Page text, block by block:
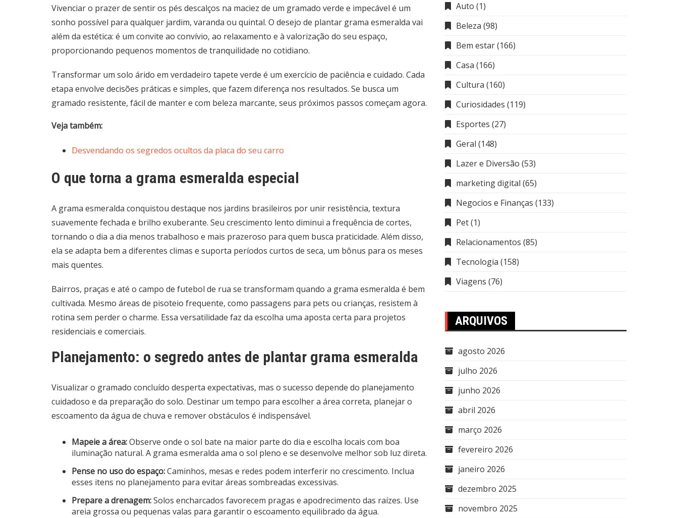
Vivenciar o prazer de sentir os pés descalços na maciez de um gramado verde e impecável é um
sonho possível para qualquer jardim, varanda ou quintal. O desejo de plantar grama esmeralda vai
além da estética: é um convite ao convívio, ao relaxamento e à valorização do seu espaço,
proporcionando pequenos momentos de tranquilidade no cotidiano.
Transformar um solo árido em verdadeiro tapete verde é um exercício de paciência e cuidado. Cada
etapa envolve decisões práticas e simples, que fazem diferença nos resultados. Se busca um
gramado resistente, fácil de manter e com beleza marcante, seus próximos passos começam agora.
Veja também:
Desvendando os segredos ocultos da placa do seu carro
O que torna a grama esmeralda especial
A grama esmeralda conquistou destaque nos jardins brasileiros por unir resistência, textura
suavemente fechada e brilho exuberante. Seu crescimento lento diminui a frequência de cortes,
tornando o dia a dia menos trabalhoso e mais prazeroso para quem busca praticidade. Além disso,
ela se adapta bem a diferentes climas e suporta períodos curtos de seca, um bônus para os meses
mais quentes.
Bairros, praças e até o campo de futebol de rua se transformam quando a grama esmeralda é bem
cultivada. Mesmo áreas de pisoteio frequente, como passagens para pets ou crianças, resistem à
rotina sem perder o charme. Essa versatilidade faz da escolha uma aposta certa para projetos
residenciais e comerciais.
Planejamento: o segredo antes de plantar grama esmeralda
Visualizar o gramado concluído desperta expectativas, mas o sucesso depende do planejamento
cuidadoso e da preparação do solo. Destinar um tempo para escolher a área correta, planejar o
escoamento da água de chuva e remover obstáculos é indispensável.
Mapeie a área:Observe onde o sol bate na maior parte do dia e escolha locais com boa
iluminação natural. A grama esmeralda ama o sol pleno e se desenvolve melhor sob luz direta.
Pense no uso do espaço:Caminhos, mesas e redes podem interferir no crescimento. Inclua
esses itens no planejamento para evitar áreas sombreadas excessivas.
Prepare a drenagem:Solos encharcados favorecem pragas e apodrecimento das raízes. Use
areia grossa ou pequenas valas para garantir o escoamento equilibrado da água.
Auto (1)
Beleza (98)
Bem estar(166)
Casa (166)
Cultura (160)
Curiosidades (119)
Esportes (27)
Geral (148)
Lazer e Diversão (53)
marketing digital (65)
Negocios e Finanças (133)
Pet(1)
Relacionamentos (85)
Tecnologia (158)
Viagens (76)
ARQUIVOS
agosto 2026
julho 2026
junho 2026
abril 2026
março 2026
fevereiro 2026
janeiro 2026
dezembro 2025
novembro 2025